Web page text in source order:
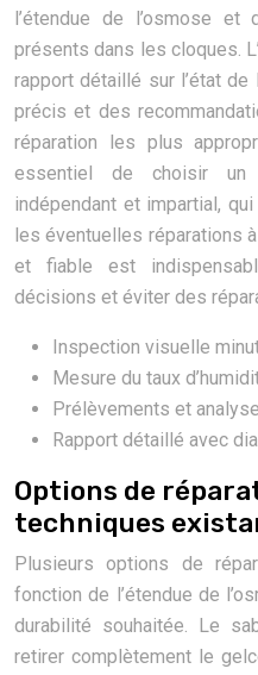
l’étendue de l’osmose et
présents dans les cloques.
rapport détaillé sur l’état
précis et des
réparation les plus
essentiel de choisir un
indépendant et impartial, qui
les éventuelles réparations
et fiable est
décisions et éviter des
Inspection visuelle
Mesure du taux
Prélèvements et
Rapport détaillé avec
Options de
techniques
Plusieurs options de
fonction de l’étendue de
durabilité souhaitée. Le
retirer complètement le